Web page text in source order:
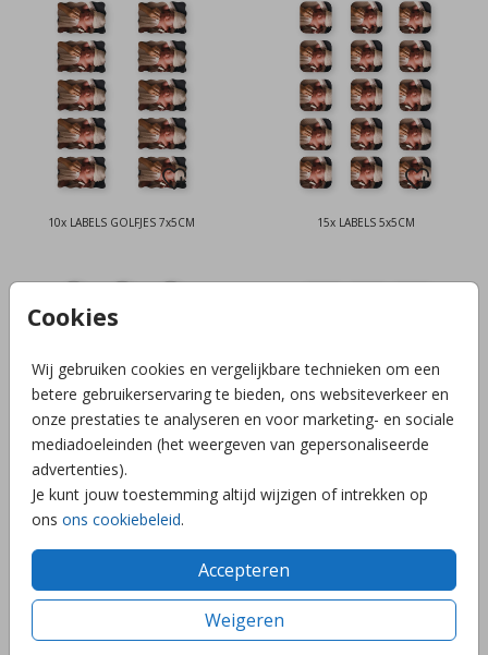
Cookies
Wij gebruiken cookies en vergelijkbare technieken om een
betere gebruikerservaring te bieden, ons websiteverkeer en
onze prestaties te analyseren en voor marketing- en sociale
mediadoeleinden (het weergeven van gepersonaliseerde
advertenties).
Je kunt jouw toestemming altijd wijzigen of intrekken op
ons ons cookiebeleid.
Accepteren
Weigeren
10x LABELS GOLFJES 7x5CM 15x LABELS 5x5CM
RONDE LABELS 15X 9x FOTOLABELS + FOLIE